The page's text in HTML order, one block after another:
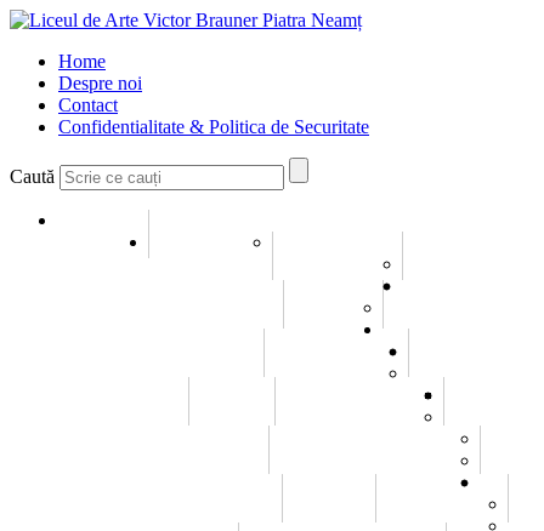
Home
Despre noi
Contact
Confidentialitate & Politica de Securitate
Caută